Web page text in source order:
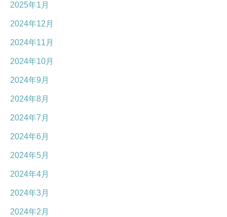
2025年1月
2024年12月
2024年11月
2024年10月
2024年9月
2024年8月
2024年7月
2024年6月
2024年5月
2024年4月
2024年3月
2024年2月